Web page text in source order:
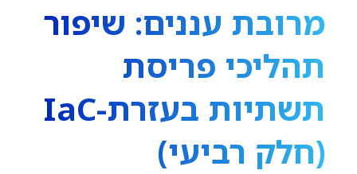
מרובת עננים: שיפור
תהליכי פריסת
תשתיות בעזרת-IaC
(חלק רביעי)